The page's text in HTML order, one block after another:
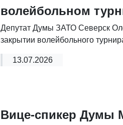
волейбольном
Депутат Думы ЗАТО Северск
закрытии волейбольного
13.07.2026
Вице-спикер Думы